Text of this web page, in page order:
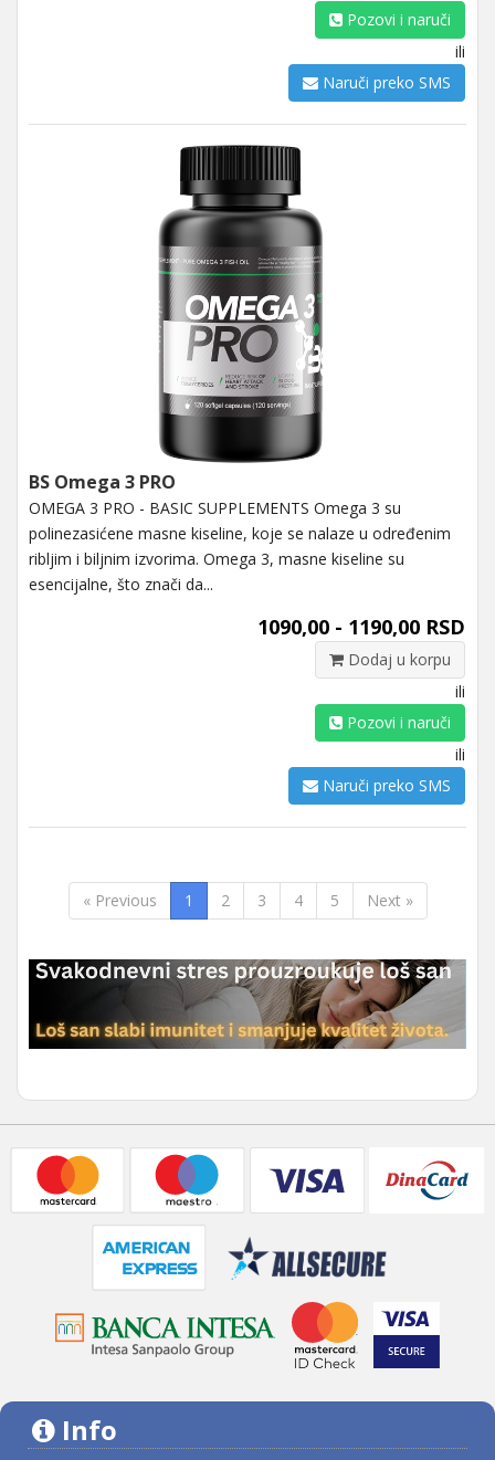
Pozovi i naruči
ili
Naruči preko SMS
BS Omega 3 PRO
OMEGA 3 PRO - BASIC SUPPLEMENTS Omega 3 su
polinezasićene masne kiseline, koje se nalaze u određenim
ribljim i biljnim izvorima. Omega 3, masne kiseline su
esencijalne, što znači da...
1090,00 - 1190,00 RSD
Dodaj u korpu
ili
Pozovi i naruči
ili
Naruči preko SMS
« Previous 1 2 3 4 5 Next »
Info